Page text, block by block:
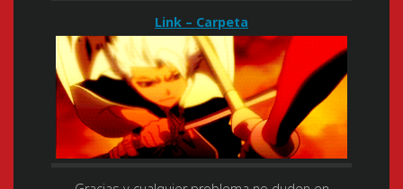
Link – Carpeta